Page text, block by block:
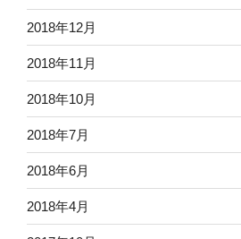
2018年12月
2018年11月
2018年10月
2018年7月
2018年6月
2018年4月